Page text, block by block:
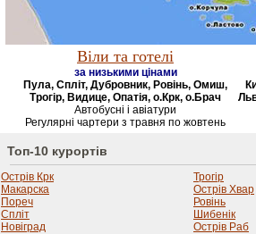
Віли та готелі
за низькими цінами
Пула, Спліт, Дубровник, Ровінь, Омиш,
Трогір, Видице, Опатія, о.Крк, о.Брач
Автобусні і авіатури
Регулярні чартери з травня по жовтень
Топ-10 курортів
Острів Крк
Макарска
Пореч
Спліт
Новіград
Трогір
Острів Хвар
Ровінь
Шибенік
Острів Раб